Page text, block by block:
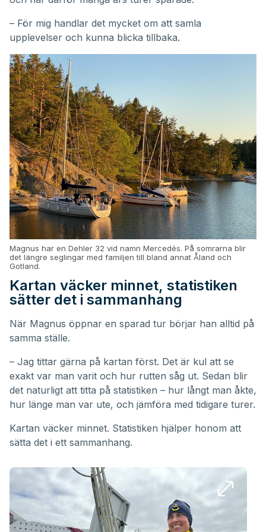
– För mig handlar det mycket om att samla
upplevelser och kunna blicka tillbaka.
Magnus har en Dehler 32 vid namn Mercedés. På somrarna blir
det längre seglingar med familjen till bland annat Åland och
Gotland.
Kartan väcker minnet, statistiken
sätter det i sammanhang
När Magnus öppnar en sparad tur börjar han alltid på
samma ställe.
– Jag tittar gärna på kartan först. Det är kul att se
exakt var man varit och hur rutten såg ut. Sedan blir
det naturligt att titta på statistiken – hur långt man åkte,
hur länge man var ute, och jämföra med tidigare turer.
Kartan väcker minnet. Statistiken hjälper honom att
sätta det i ett sammanhang.